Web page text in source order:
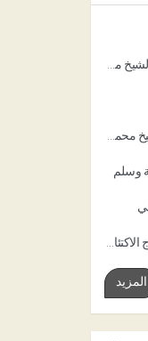
فضائل الاستغفار وابواب الرزق واستجابة الدعاء الشيخ محمد العريفي
فضل الصلاة على النبي صلى الله عليه وسلم الشيخ محمد العريفي
وسلم
محمد العريفي محاضره عن الرقيه الشرعيه وعلاج الاكتئاب
المزيد